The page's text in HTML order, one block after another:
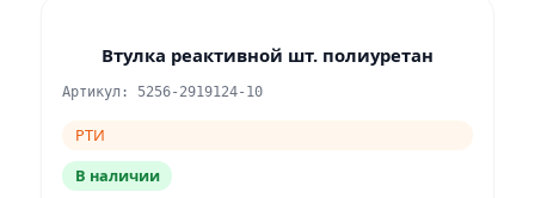
Втулка реактивной шт. полиуретан
Артикул: 5256-2919124-10
РТИ
В наличии